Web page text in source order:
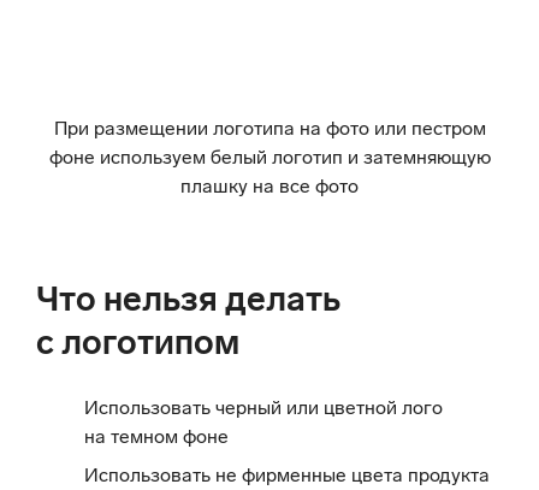
При размещении логотипа на фото или пестром
фоне используем белый логотип и затемняющую
плашку на все фото
Что нельзя делать
с логотипом
Использовать черный или цветной лого
на темном фоне
Использовать не фирменные цвета продукта